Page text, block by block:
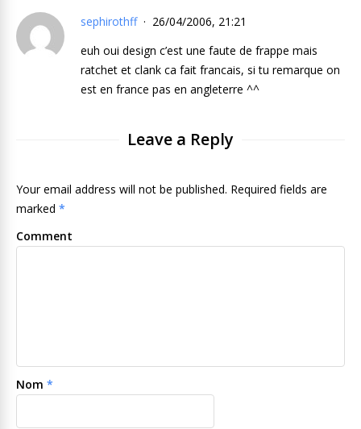
sephirothff
26/04/2006, 21:21
euh oui design c’est une faute de frappe mais
ratchet et clank ca fait francais, si tu remarque on
est en france pas en angleterre ^^
Leave a Reply
Your email address will not be published. Required fields are
marked *
Comment
Nom *